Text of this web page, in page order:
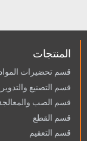
عربة التصليب في
المنتجات
قسم تحضيرات
قسم التصنيع
قسم الصب والمعالجة
قسم القطع
قسم التعقيم